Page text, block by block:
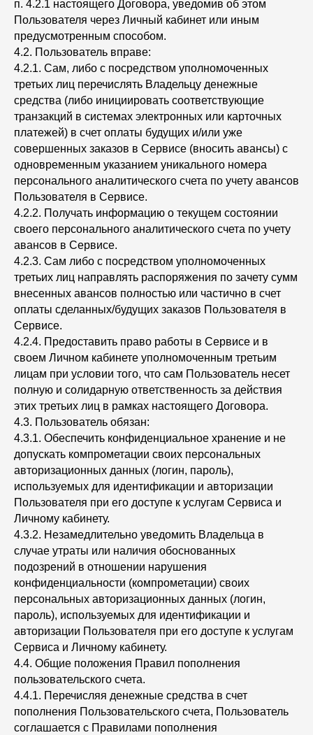
п. 4.2.1 настоящего Договора, уведомив об этом
Пользователя через Личный кабинет или иным
предусмотренным способом.
4.2. Пользователь вправе:
4.2.1. Сам, либо с посредством уполномоченных
третьих лиц перечислять Владельцу денежные
средства (либо инициировать соответствующие
транзакций в системах электронных или карточных
платежей) в счет оплаты будущих и/или уже
совершенных заказов в Сервисе (вносить авансы) с
одновременным указанием уникального номера
персонального аналитического счета по учету авансов
Пользователя в Сервисе.
4.2.2. Получать информацию о текущем состоянии
своего персонального аналитического счета по учету
авансов в Сервисе.
4.2.3. Сам либо с посредством уполномоченных
третьих лиц направлять распоряжения по зачету сумм
внесенных авансов полностью или частично в счет
оплаты сделанных/будущих заказов Пользователя в
Сервисе.
4.2.4. Предоставить право работы в Сервисе и в
своем Личном кабинете уполномоченным третьим
лицам при условии того, что сам Пользователь несет
полную и солидарную ответственность за действия
этих третьих лиц в рамках настоящего Договора.
4.3. Пользователь обязан:
4.3.1. Обеспечить конфиденциальное хранение и не
допускать компрометации своих персональных
авторизационных данных (логин, пароль),
используемых для идентификации и авторизации
Пользователя при его доступе к услугам Сервиса и
Личному кабинету.
4.3.2. Незамедлительно уведомить Владельца в
случае утраты или наличия обоснованных
подозрений в отношении нарушения
конфиденциальности (компрометации) своих
персональных авторизационных данных (логин,
пароль), используемых для идентификации и
авторизации Пользователя при его доступе к услугам
Сервиса и Личному кабинету.
4.4. Общие положения Правил пополнения
пользовательского счета.
4.4.1. Перечисляя денежные средства в счет
пополнения Пользовательского счета, Пользователь
соглашается с Правилами пополнения